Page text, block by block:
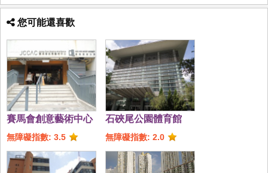
您可能還喜歡
賽馬會創意藝術中心
無障礙指數: 3.5
石硤尾公園體育館
無障礙指數: 2.0